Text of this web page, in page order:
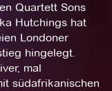
Quartett Sons
Hutchings hat
Londoner
hingelegt.
mal
südafrikanischen